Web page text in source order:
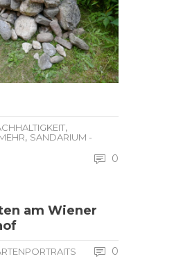
,
, SANDARIUM -
0
am Wiener
0